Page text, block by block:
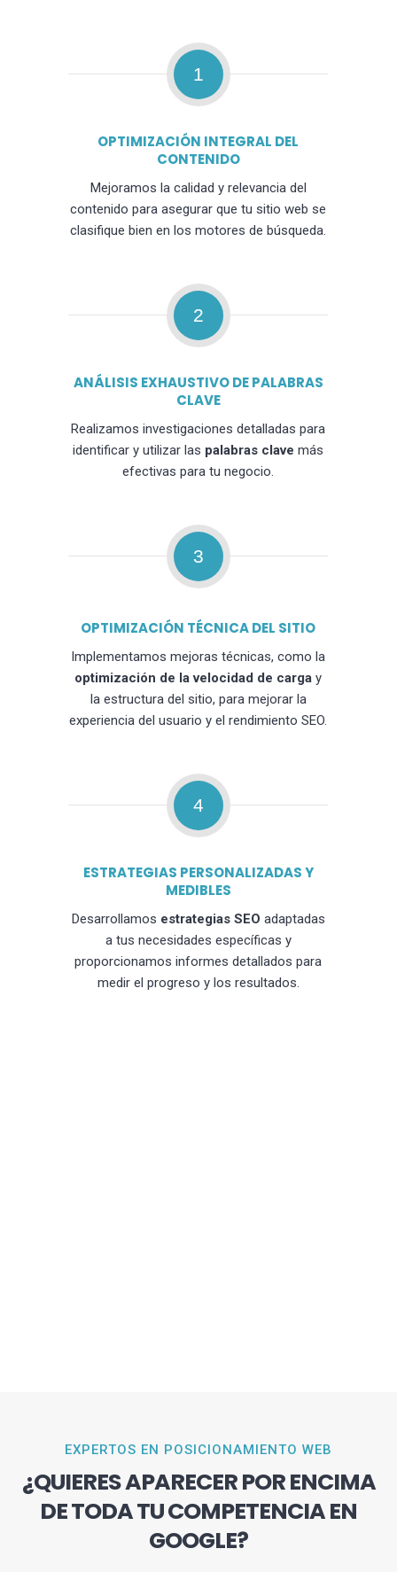
1
OPTIMIZACIÓN INTEGRAL DEL
CONTENIDO
Mejoramos la calidad y relevancia del
contenido para asegurar que tu sitio web se
clasifique bien en los motores de búsqueda.
2
ANÁLISIS EXHAUSTIVO DE PALABRAS
CLAVE
Realizamos investigaciones detalladas para
identificar y utilizar las palabras clave más
efectivas para tu negocio.
3
OPTIMIZACIÓN TÉCNICA DEL SITIO
Implementamos mejoras técnicas, como la
optimización de la velocidad de carga y
la estructura del sitio, para mejorar la
experiencia del usuario y el rendimiento SEO.
4
ESTRATEGIAS PERSONALIZADAS Y
MEDIBLES
Desarrollamos estrategias SEO adaptadas
a tus necesidades específicas y
proporcionamos informes detallados para
medir el progreso y los resultados.
EXPERTOS EN POSICIONAMIENTO WEB
¿QUIERES APARECER POR ENCIMA
DE TODA TU COMPETENCIA EN
GOOGLE?